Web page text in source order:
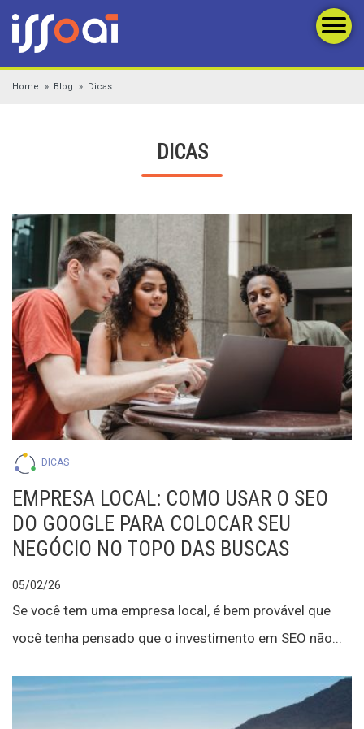
Home Blog Dicas
DICAS
DICAS
EMPRESA LOCAL: COMO USAR O SEO
DO GOOGLE PARA COLOCAR SEU
NEGÓCIO NO TOPO DAS BUSCAS
05/02/26
Se você tem uma empresa local, é bem provável que
você tenha pensado que o investimento em SEO não...